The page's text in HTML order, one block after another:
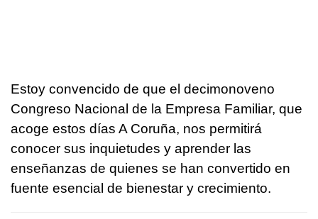
Estoy convencido de que el decimonoveno
Congreso Nacional de la Empresa Familiar, que
acoge estos días A Coruña, nos permitirá
conocer sus inquietudes y aprender las
enseñanzas de quienes se han convertido en
fuente esencial de bienestar y crecimiento.